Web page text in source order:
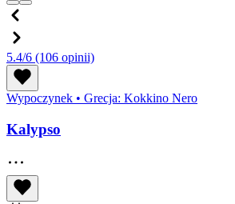
5.4/6 (106 opinii)
Wypoczynek • Grecja: Kokkino Nero
Kalypso